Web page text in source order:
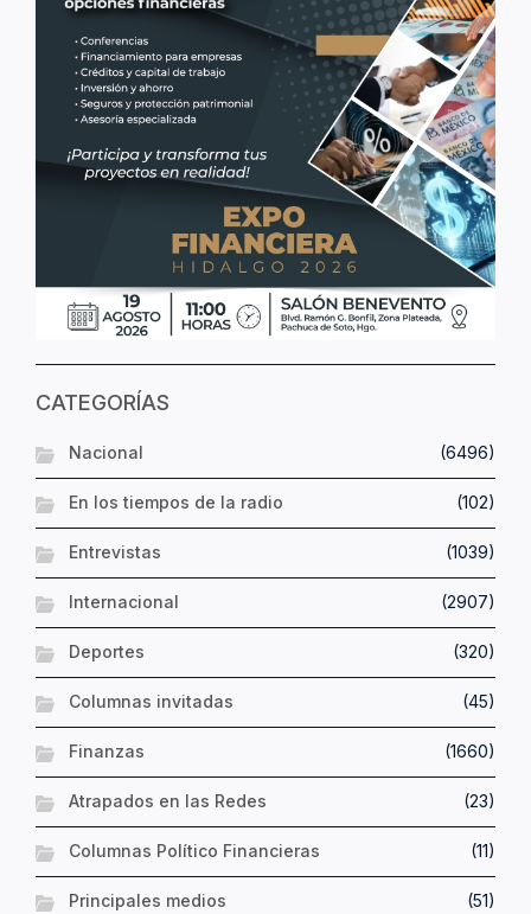
CATEGORÍAS
Nacional (6496)
En los tiempos de la radio (102)
Entrevistas (1039)
Internacional (2907)
Deportes (320)
Columnas invitadas (45)
Finanzas (1660)
Atrapados en las Redes (23)
Columnas Político Financieras (11)
Principales medios (51)